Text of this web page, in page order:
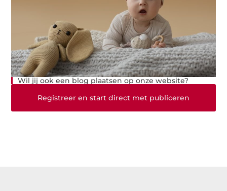
Wil jij ook een blog plaatsen op onze website?
Registreer en start direct met publiceren